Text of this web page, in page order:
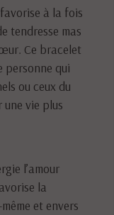
favorise à la fois
tendresse mas
Ce bracelet
personne qui
ou ceux du
vie plus
l’amour
la
et envers